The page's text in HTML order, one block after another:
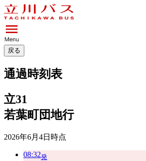
戻る
通過時刻表
立31
若葉町団地行
2026年6月4日 時点
08:32発